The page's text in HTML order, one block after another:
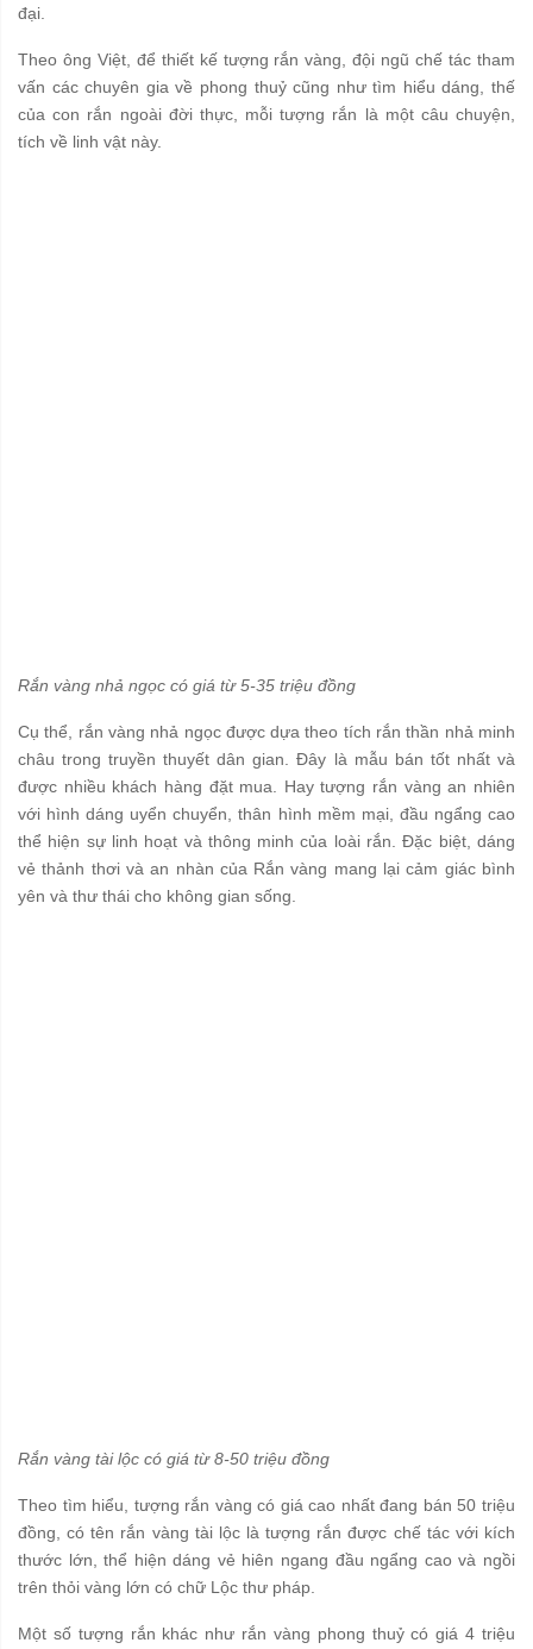
đại.
Theo ông Việt, để thiết kế tượng rắn vàng, đội ngũ chế tác tham
vấn các chuyên gia về phong thuỷ cũng như tìm hiểu dáng, thế
của con rắn ngoài đời thực, mỗi tượng rắn là một câu chuyện,
tích về linh vật này.
Rắn vàng nhả ngọc có giá từ 5-35 triệu đồng
Cụ thể, rắn vàng nhả ngọc được dựa theo tích rắn thần nhả minh
châu trong truyền thuyết dân gian. Đây là mẫu bán tốt nhất và
được nhiều khách hàng đặt mua. Hay tượng rắn vàng an nhiên
với hình dáng uyển chuyển, thân hình mềm mại, đầu ngẩng cao
thể hiện sự linh hoạt và thông minh của loài rắn. Đặc biệt, dáng
vẻ thảnh thơi và an nhàn của Rắn vàng mang lại cảm giác bình
yên và thư thái cho không gian sống.
Rắn vàng tài lộc có giá từ 8-50 triệu đồng
Theo tìm hiểu, tượng rắn vàng có giá cao nhất đang bán 50 triệu
đồng, có tên rắn vàng tài lộc là tượng rắn được chế tác với kích
thước lớn, thể hiện dáng vẻ hiên ngang đầu ngẩng cao và ngồi
trên thỏi vàng lớn có chữ Lộc thư pháp.
Một số tượng rắn khác như rắn vàng phong thuỷ có giá 4 triệu